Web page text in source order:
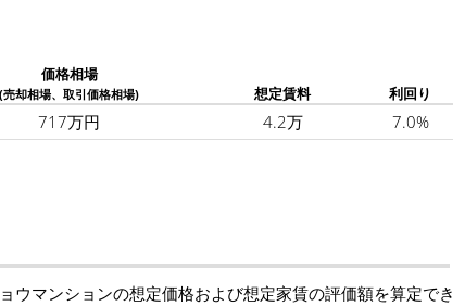
価格相場
(売却相場、取引価格相場) 想定賃料 利回り
717万円 4.2万 7.0%
マンションの想定価格および想定家賃の評価額を算定でき